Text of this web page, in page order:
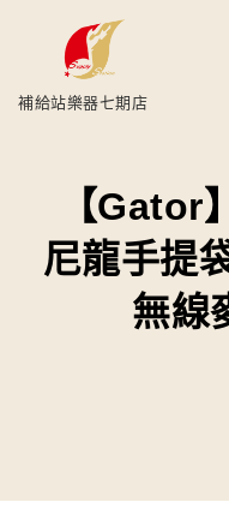
補給站樂器七期店
【Gator
尼龍手提
無線